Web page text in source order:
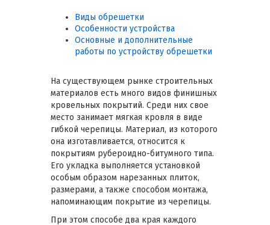
Виды обрешетки
Особенности устройства
Основные и дополнительные
работы по устройству обрешетки
На существующем рынке строительных
материалов есть много видов финишных
кровельных покрытий. Среди них свое
место занимает мягкая кровля в виде
гибкой черепицы. Материал, из которого
она изготавливается, относится к
покрытиям рубероидно-битумного типа.
Его укладка выполняется установкой
особым образом нарезанных плиток,
размерами, а также способом монтажа,
напоминающим покрытие из черепицы.
При этом способе два края каждого